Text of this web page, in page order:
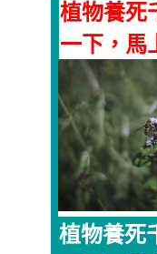
植物養死
一下，馬
植物養死